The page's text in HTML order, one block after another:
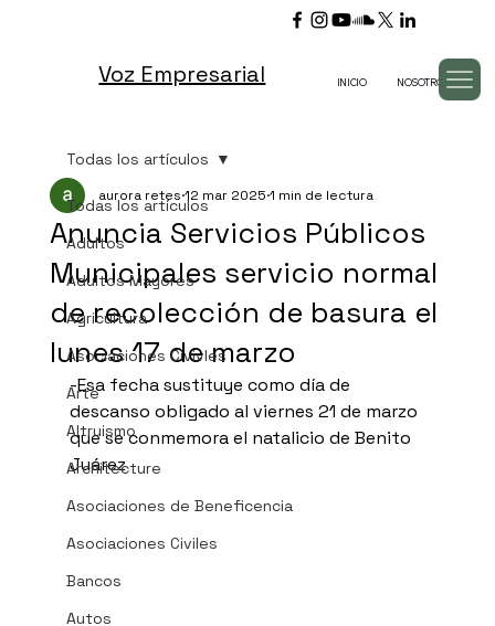
Voz Empresarial INICIO NOSOTROS
Todas los artículos
Adultos
Adultos Mayores
Agricultura
Asociaciones Civivles
Arte
Altruismo
Architecture
Asociaciones de Beneficencia
Asociaciones Civiles
Bancos
Autos
Todas los artículos
Anuncia Servicios Públicos
Municipales servicio normal
de recolección de basura el
lunes 17 de marzo
aurora retes 12 mar 2025 1 min de lectura
-Esa fecha sustituye como día de
descanso obligado al viernes 21 de marzo
que se conmemora el natalicio de Benito
Juárez